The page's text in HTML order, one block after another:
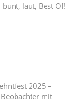
laut, Best Of!
2025 –
mit